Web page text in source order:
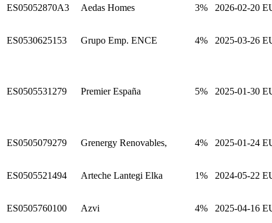
ES05052870A3 Aedas Homes 3% 2026-02-20
ES0530625153 Grupo Emp. ENCE 4% 2025-03-26
ES0505531279 Premier España 5% 2025-01-30
ES0505079279 Grenergy Renovables, 4% 2025-01-24
ES0505521494 Arteche Lantegi Elka 1% 2024-05-22
ES0505760100 Azvi 4% 2025-04-16